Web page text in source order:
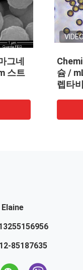
VIDEO
슘 / mL 10 mL
트렙트아비딘
85187635